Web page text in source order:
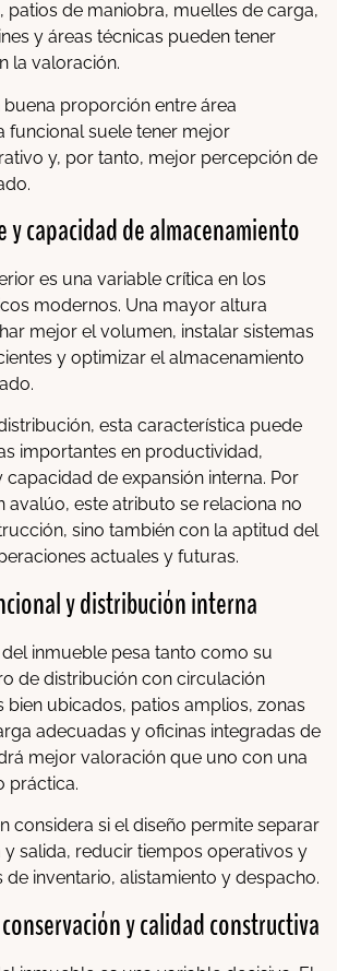
patios de maniobra, muelles de carga,
y áreas técnicas pueden tener
la valoración.
proporción entre área
funcional suele tener mejor
y, por tanto, mejor percepción de
y capacidad de almacenamiento
es una variable crítica en los
modernos. Una mayor altura
mejor el volumen, instalar sistemas
y optimizar el almacenamiento
esta característica puede
importantes en productividad,
de expansión interna. Por
avalúo, este atributo se relaciona no
sino también con la aptitud del
actuales y futuras.
y distribución interna
inmueble pesa tanto como su
de distribución con circulación
bien ubicados, patios amplios, zonas
adecuadas y oficinas integradas de
mejor valoración que uno con una
práctica.
considera si el diseño permite separar
salida, reducir tiempos operativos y
inventario, alistamiento y despacho.
y calidad constructiva